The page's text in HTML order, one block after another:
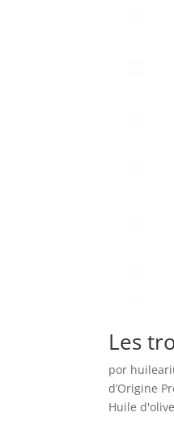
Les
por
d’Origine
Huile